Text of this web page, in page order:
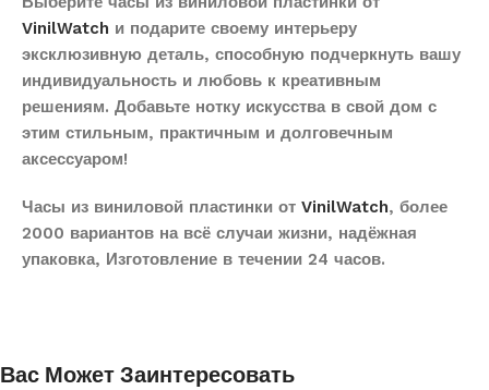
VinilWatch и подарите своему интерьеру
эксклюзивную деталь, способную подчеркнуть вашу
индивидуальность и любовь к креативным
решениям. Добавьте нотку искусства в свой дом с
этим стильным, практичным и долговечным
аксессуаром!
Часы из виниловой пластинки от VinilWatch, более
2000 вариантов на всё случаи жизни, надёжная
упаковка, Изготовление в течении 24 часов.
Вас Может Заинтересовать